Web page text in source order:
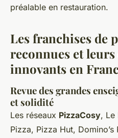
préalable en restauration.
Les franchises de
reconnues et
innovants en
Revue des grandes
et solidité
Les réseaux PizzaCosy, Le
Pizza, Pizza Hut,